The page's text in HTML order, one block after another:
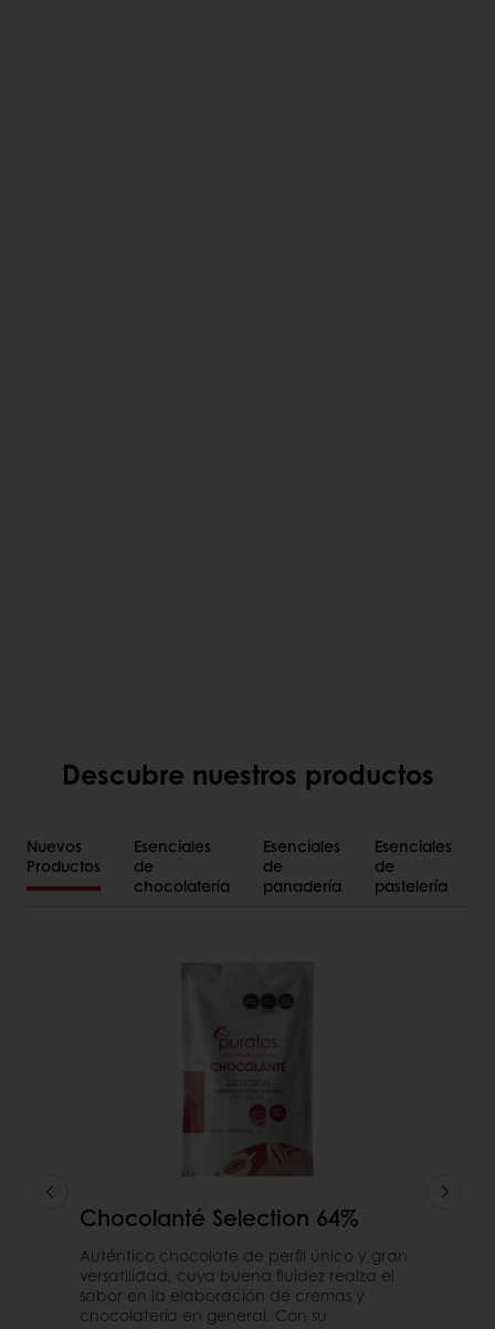
Descubre nuestros productos
Nuevos
Productos
Esenciales
de
chocolatería
Esenciales
de
panadería
Esenciales
de
pastelería
Chocolanté Selection 64%
Auténtico chocolate de perfil único y gran
versatilidad, cuya buena fluidez realza el
sabor en la elaboración de cremas y
chocolatería en general. Con su